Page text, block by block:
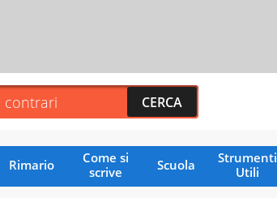
Rimario
Come si
scrive
Scuola
Strumenti
Utili